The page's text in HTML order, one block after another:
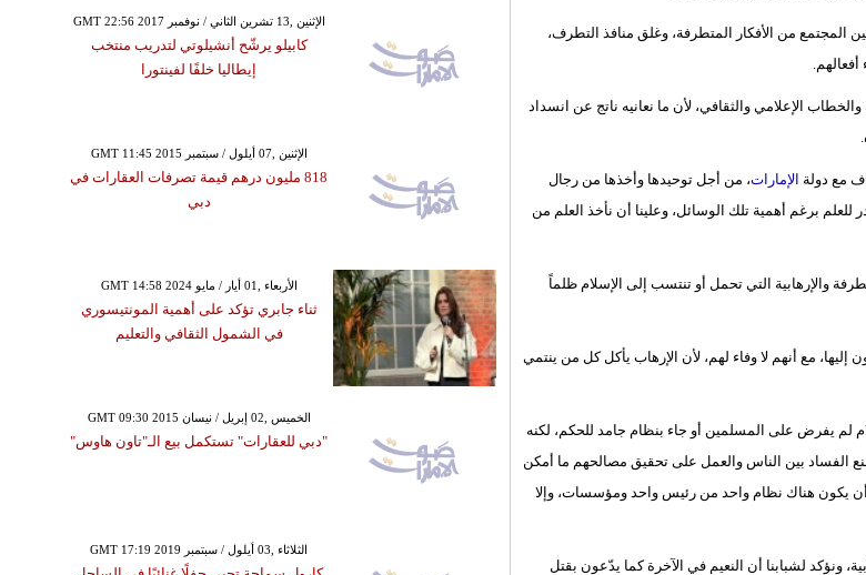
المجتمع من الأفكار المتطرفة، وغلق منافذ التطرف،
الإعلامي والثقافي، لأن ما نعانيه ناتج عن انسداد
مع دولة الإمارات، من أجل توحيدها وأخذها من رجال
برغم أهمية تلك الوسائل، وعلينا أن نأخذ العلم من
والإرهابية التي تحمل أو تنتسب إلى الإسلام ظلماً
مع أنهم لا وفاء لهم، لأن الإرهاب يأكل كل من ينتمي
لم يفرض على المسلمين أو جاء بنظام جامد للحكم، لكنه
الفساد بين الناس والعمل على تحقيق مصالحهم ما أمكن
أن يكون هناك نظام واحد من رئيس واحد ومؤسسات، وإلا
ونؤكد لشبابنا أن النعيم في الآخرة كما يدّعون بقتل
GMT 22:56 2017 الإثنين ,13 تشرين الثاني / نوفمبر
كابيلو يرشّح أنشيلوتي لتدريب منتخب
إيطاليا خلفًا لفينتورا
GMT 11:45 2015 الإثنين ,07 أيلول / سبتمبر
818 مليون درهم قيمة تصرفات العقارات في
دبي
GMT 14:58 2024 الأربعاء ,01 أيار / مايو
ثناء جابري تؤكد على أهمية المونتيسوري
في الشمول الثقافي والتعليم
GMT 09:30 2015 الخميس ,02 إبريل / نيسان
"دبي للعقارات" تستكمل بيع الـ"تاون هاوس"
GMT 17:19 2019 الثلاثاء ,03 أيلول / سبتمبر